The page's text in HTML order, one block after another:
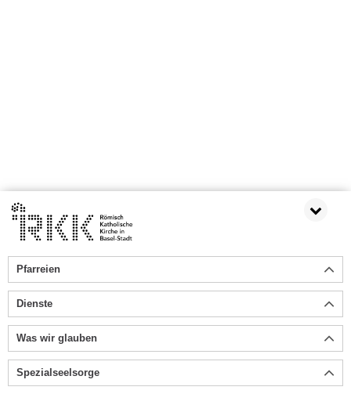
Pfarreien
Dienste
Was wir glauben
Spezialseelsorge